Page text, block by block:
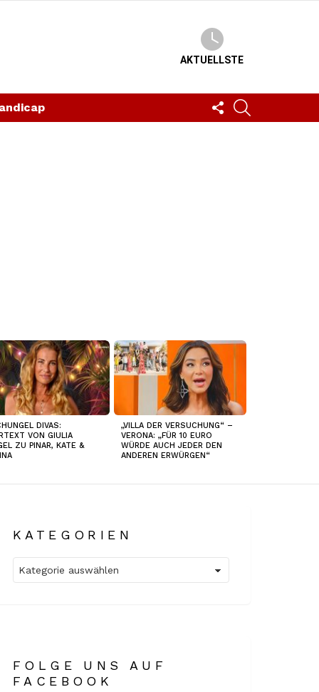
AKTUELLSTE
FOLLOW
US
DIVAS:
VON GIULIA
ZU PINAR, KATE &
„VILLA DER VERSUCHUNG“ –
VERONA: „FÜR 10 EURO
WÜRDE AUCH JEDER DEN
ANDEREN ERWÜRGEN“
KATEGORIEN
FOLGE UNS AUF
FACEBOOK